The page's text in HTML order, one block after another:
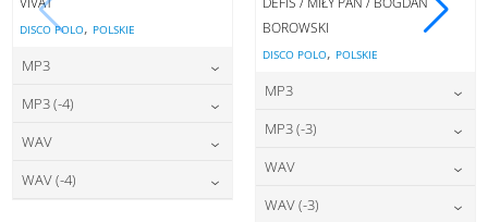
DISCO POLO, POLSKIE
MP3
cena:
DODAJ DO KOSZYKA
MP3 (-4)
DODAJ DO KOSZYKA
WAV
cena:
WAV (-4)
BOROWSKI
DISCO POLO, POLSKIE
MP3
cena:
DODAJ DO KOSZYKA
MP3 (-3)
DODAJ DO KOSZYKA
WAV
cena:
WAV (-3)